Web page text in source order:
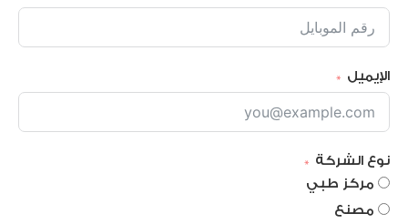
الإيميل
نوع الشركة
مركز طبي
مصنع